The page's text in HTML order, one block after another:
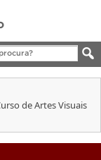
informação
de Artes Visuais